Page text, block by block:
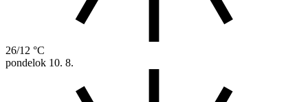
26/12 °C
pondelok 10. 8.